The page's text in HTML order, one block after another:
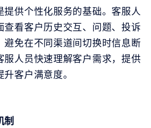
提供个性化服务的基础。客服人
查看客户历史交互、问题、投诉
避免在不同渠道间切换时信息断
服人员快速理解客户需求，提供
客户满意度。
制